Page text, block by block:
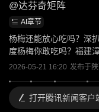
@达芬奇矩阵
AI章节
杨梅还能放心吃吗？深
度杨梅你敢吃吗？福建
2026-05-21 16:20 发布于
打开腾讯新闻客户